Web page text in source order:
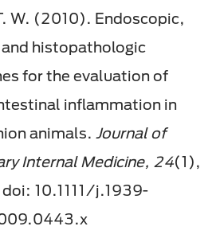
W. (2010). Endoscopic,
histopathologic
for the evaluation of
inflammation in
animals. Journal of
Internal Medicine, 24(1),
10.1111/j.1939-